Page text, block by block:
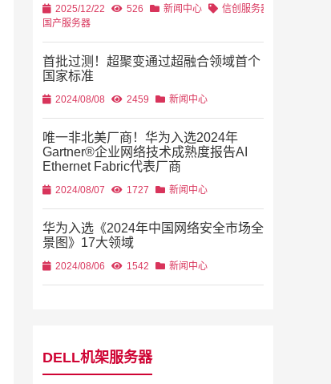
2025/12/22 526 新闻中心
信创服务器
国产服务器
首批过测！超聚变通过超融合领域首个
国家标准
2024/08/08 2459 新闻中心
唯一非北美厂商！华为入选2024年
Gartner®企业网络技术成熟度报告AI
Ethernet Fabric代表厂商
2024/08/07 1727 新闻中心
华为入选《2024年中国网络安全市场全
景图》17大领域
2024/08/06 1542 新闻中心
DELL机架服务器